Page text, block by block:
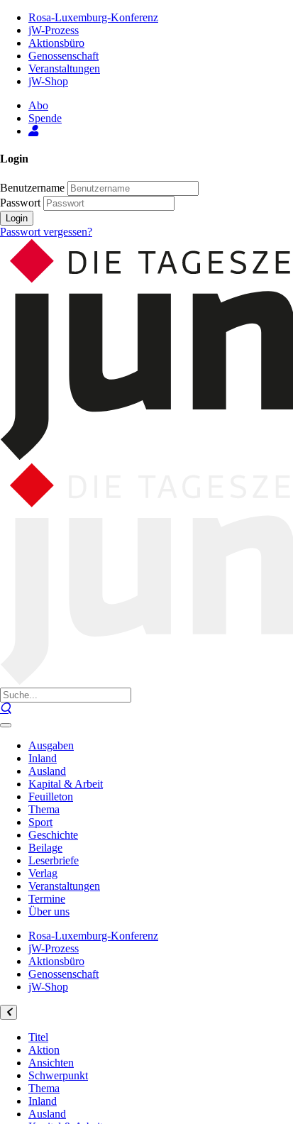
Inhalt
Seite
Rosa-Luxemburg-Konferenz
jW-Prozess
Aktionsbüro
Genossenschaft
Veranstaltungen
jW-Shop
Abo
Spende
Login
Benutzername
Passwort
Login
Passwort vergessen?
Ausgaben
Inland
Ausland
Kapital & Arbeit
Feuilleton
Thema
Sport
Geschichte
Beilage
Leserbriefe
Verlag
Veranstaltungen
Termine
Über uns
Rosa-Luxemburg-Konferenz
jW-Prozess
Aktionsbüro
Genossenschaft
jW-Shop
Titel
Aktion
Ansichten
Schwerpunkt
Thema
Inland
Ausland